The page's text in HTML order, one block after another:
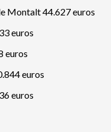
Montalt 44.627 euros
euros
euros
euros
euros